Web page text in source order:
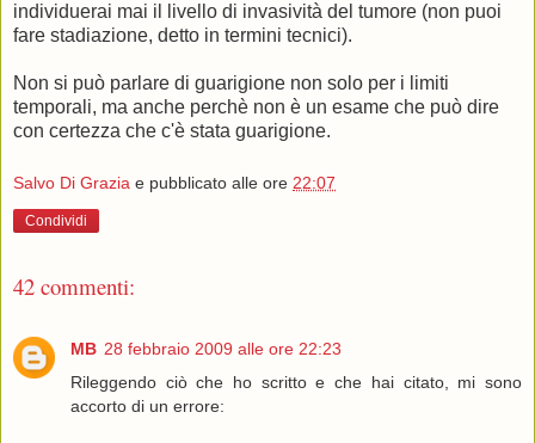
individuerai mai il livello di invasività del tumore (non puoi
fare stadiazione, detto in termini tecnici).
Non si può parlare di guarigione non solo per i limiti
temporali, ma anche perchè non è un esame che può dire
con certezza che c'è stata guarigione.
Salvo Di Grazia e pubblicato alle ore 22:07
Condividi
42 commenti:
MB 28 febbraio 2009 alle ore 22:23
Rileggendo ciò che ho scritto e che hai citato, mi sono
accorto di un errore: